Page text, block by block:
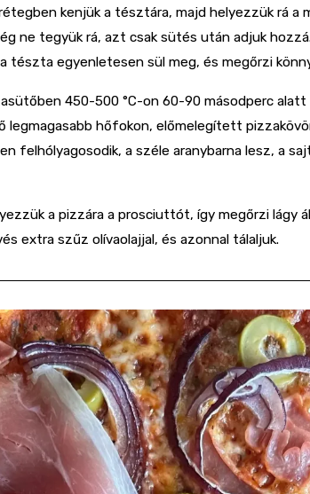
kenjük a tésztára, majd helyezzük rá a
ne tegyük rá, azt csak sütés után adjuk
tészta egyenletesen sül meg, és megőrzi
450-500 °C-on 60-90 másodperc alatt
legmagasabb hőfokon, előmelegített
felhólyagosodik, a széle aranybarna lesz, a
a pizzára a prosciuttót, így megőrzi lágy
extra szűz olívaolajjal, és azonnal tálaljuk.